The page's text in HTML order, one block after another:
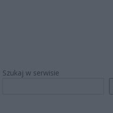
Szukaj w serwisie